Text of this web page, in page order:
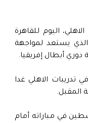
اليوم للقاهرة
الذي يستعد لمواجهة
تدريبات الاهلي غدا
المقبل.
في مباراته أمام